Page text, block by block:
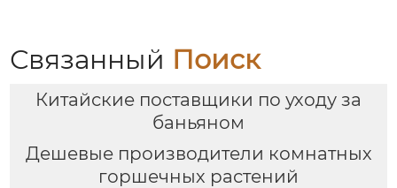
Связанный Поиск
Китайские поставщики по уходу за
баньяном
Дешевые производители комнатных
горшечных растений